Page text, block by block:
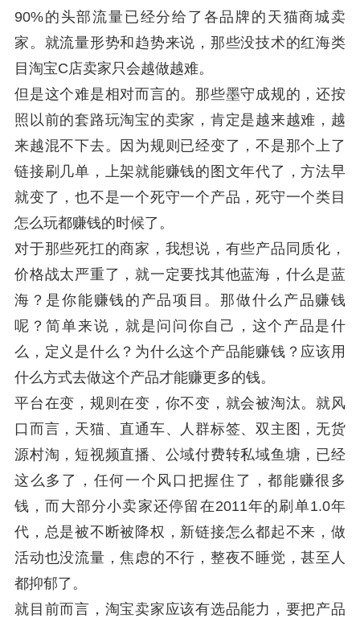
90%的头部流量已经分给了各品牌的天猫商城卖
家。就流量形势和趋势来说，那些没技术的红海类
目淘宝C店卖家只会越做越难。
但是这个难是相对而言的。那些墨守成规的，还按
照以前的套路玩淘宝的卖家，肯定是越来越难，越
来越混不下去。因为规则已经变了，不是那个上了
链接刷几单，上架就能赚钱的图文年代了，方法早
就变了，也不是一个死守一个产品，死守一个类目
怎么玩都赚钱的时候了。
对于那些死扛的商家，我想说，有些产品同质化，
价格战太严重了，就一定要找其他蓝海，什么是蓝
海？是你能赚钱的产品项目。那做什么产品赚钱
呢？简单来说，就是问问你自己，这个产品是什
么，定义是什么？为什么这个产品能赚钱？应该用
什么方式去做这个产品才能赚更多的钱。
平台在变，规则在变，你不变，就会被淘汰。就风
口而言，天猫、直通车、人群标签、双主图，无货
源村淘 ，短视频直播、公域付费转私域鱼塘，已经
这么多了，任何一个风口把握住了，都能赚很多
钱，而大部分小卖家还停留在2011年的刷单1.0年
代，总是被不断被降权，新链接怎么都起不来，做
活动也没流量，焦虑的不行，整夜不睡觉，甚至人
都抑郁了。
就目前而言，淘宝卖家应该有选品能力，要把产品